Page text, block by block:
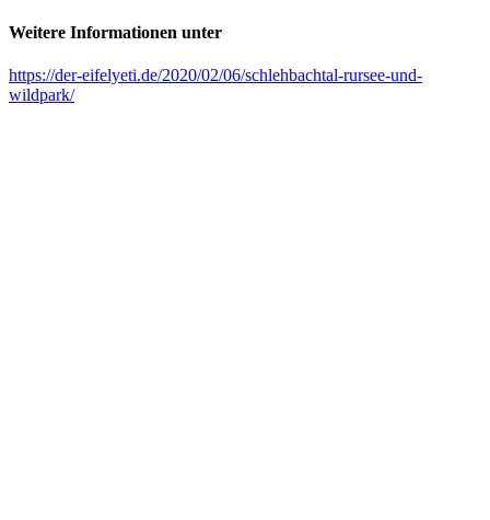
Weitere Informationen unter
https://der-eifelyeti.de/2020/02/06/schlehbachtal-rursee-und-
wildpark/